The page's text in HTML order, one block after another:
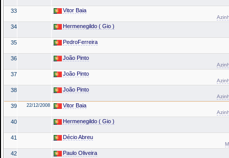
33 Vitor Baia
34 Hermenegildo ( Gio )
35 PedroFerreira
36 João Pinto
37 João Pinto
38 João Pinto
39 22/12/2008 Vitor Baia
40 Hermenegildo ( Gio )
41 Décio Abreu
42 Paulo Oliveira